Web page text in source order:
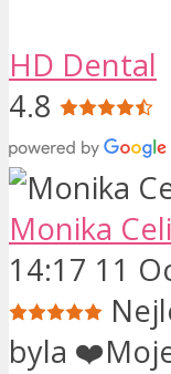
HD Dental
4.8
Monika
14:17 11
byla